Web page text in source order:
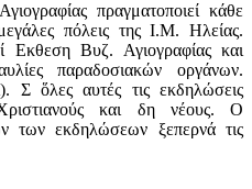
πραγματοποιεί κάθε
πόλεις της Ι.Μ. Ηλείας.
Εκθεση Βυζ. Αγιογραφίας και
παραδοσιακών οργάνων.
Σ ὅλες αυτές τις εκδηλώσεις
και δη νέους. Ο
των εκδηλώσεων ξεπερνά τις